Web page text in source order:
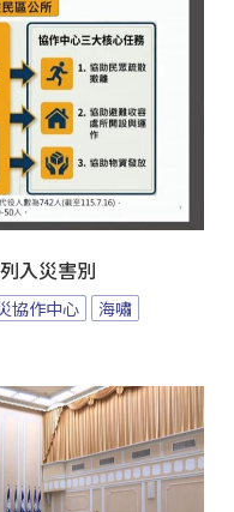
入災害別
協作中心
海嘯